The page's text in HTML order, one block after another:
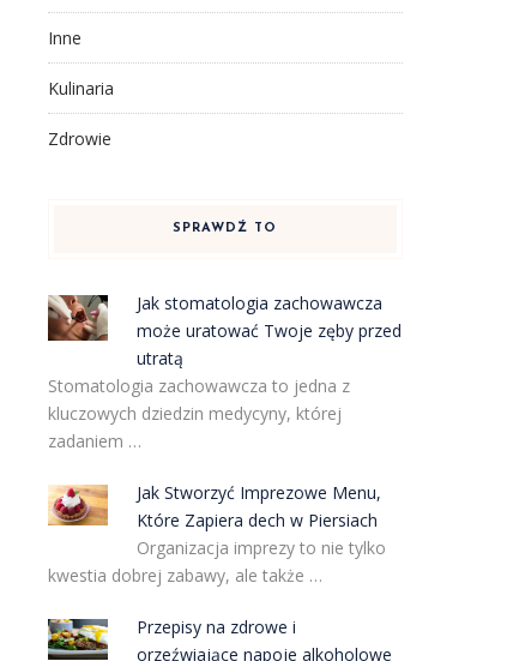
Inne
Kulinaria
Zdrowie
SPRAWDŹ TO
Jak stomatologia zachowawcza
może uratować Twoje zęby przed
utratą
Stomatologia zachowawcza to jedna z
kluczowych dziedzin medycyny, której
zadaniem …
Jak Stworzyć Imprezowe Menu,
Które Zapiera dech w Piersiach
Organizacja imprezy to nie tylko
kwestia dobrej zabawy, ale także …
Przepisy na zdrowe i
orzeźwiające napoje alkoholowe